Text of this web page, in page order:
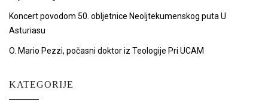
Koncert povodom 50. obljetnice Neoljtekumenskog puta U
Asturiasu
O. Mario Pezzi, počasni doktor iz Teologije Pri UCAM
KATEGORIJE